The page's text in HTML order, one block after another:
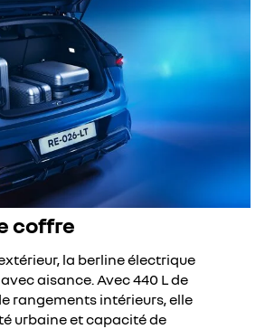
coffre
la berline électrique
aisance. Avec 440 L de
rangements intérieurs, elle
urbaine et capacité de